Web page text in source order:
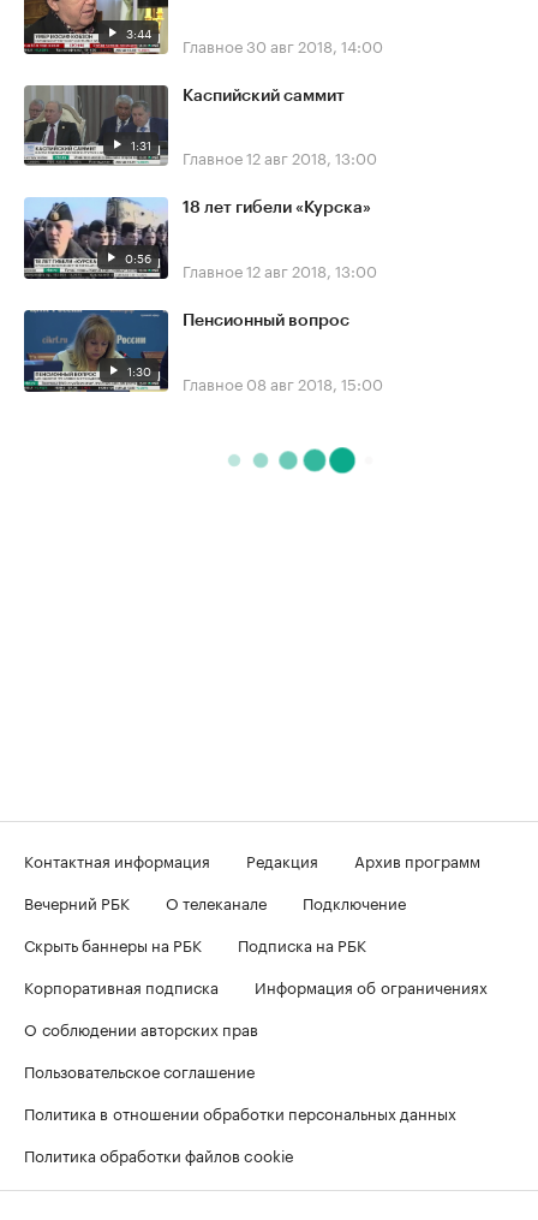
3:44 Главное30 авг 2018, 14:00
1:31
Каспийский саммит
Главное12 авг 2018, 13:00
0:56
18 лет гибели «Курска»
Главное12 авг 2018, 13:00
1:30
Пенсионный вопрос
Главное 08 авг 2018, 15:00
Контактная информация Редакция
Архив программ
Вечерний РБК
О телеканале
Подключение
Скрыть баннеры на РБК
Подписка на РБК
Корпоративная подписка
Информация об ограничениях
О соблюдении авторских прав
Пользовательское соглашение
Политика в отношении обработки персональных данных
Политика обработки файлов cookie